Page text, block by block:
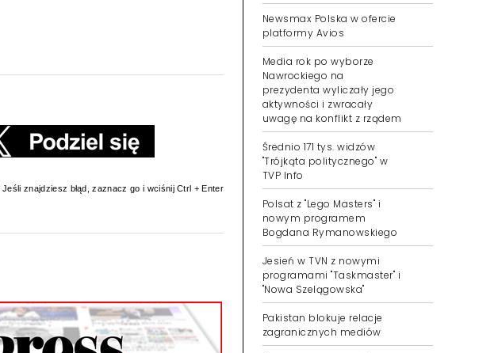
Jeśli znajdziesz błąd, zaznacz go i wciśnij Ctrl + Enter
Newsmax Polska w ofercie
platformy Avios
Media rok po wyborze
Nawrockiego na
prezydenta wyliczały jego
aktywności i zwracały
uwagę na konflikt z rządem
Średnio 171 tys. widzów
"Trójkąta politycznego" w
TVP Info
Polsat z "Lego Masters" i
nowym programem
Bogdana Rymanowskiego
Jesień w TVN z nowymi
programami "Taskmaster" i
"Nowa Szelągowska"
Pakistan blokuje relacje
zagranicznych mediów